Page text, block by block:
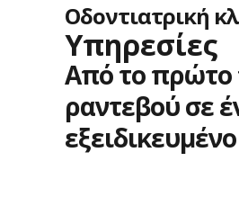
Οδοντιατρική
Υπηρεσίες
Απότοπρώτο
ραντεβούσε
εξειδικευμένο